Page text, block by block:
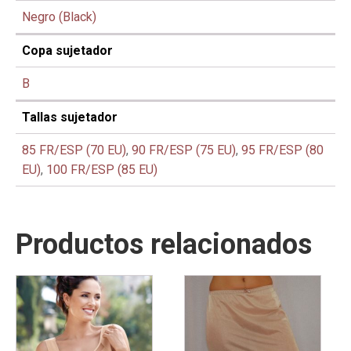
Negro (Black)
Copa sujetador
B
Tallas sujetador
85 FR/ESP (70 EU), 90 FR/ESP (75 EU), 95 FR/ESP (80
EU), 100 FR/ESP (85 EU)
Productos relacionados
Este
producto
tiene
múltiples
producto
múltiples